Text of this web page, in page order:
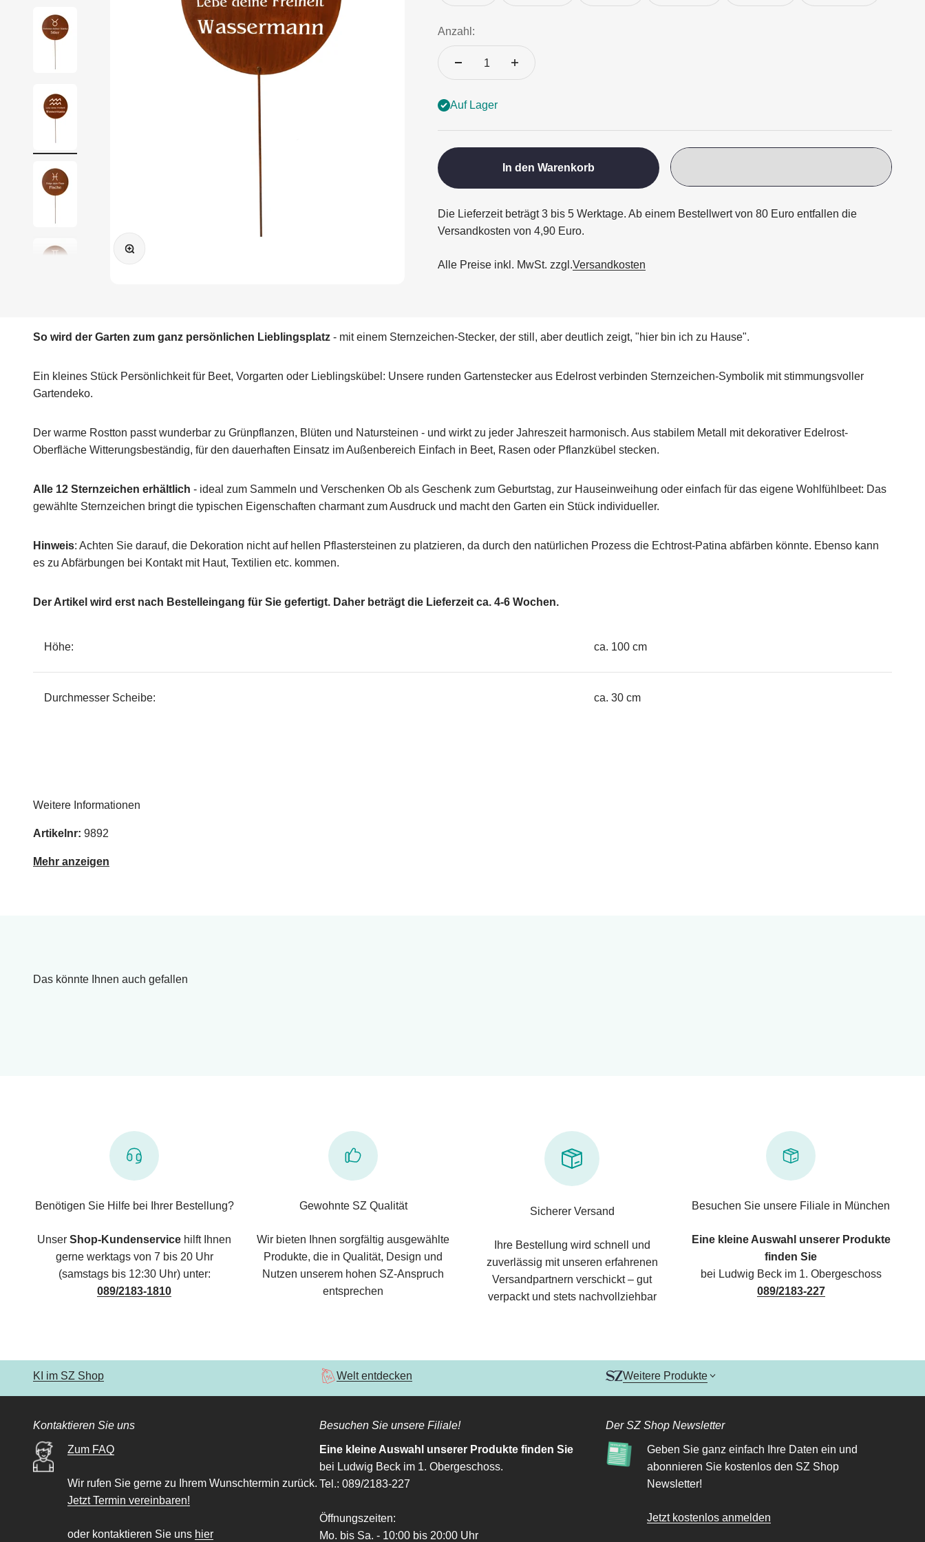
Bild vergrößern
Anzahl:
Auf Lager
In den Warenkorb
Die Lieferzeit beträgt 3 bis 5 Werktage. Ab einem Bestellwert von 80 Euro entfallen die
Versandkosten von 4,90 Euro.
Alle Preise inkl. MwSt. zzgl.Versandkosten
So wird der Garten zum ganz persönlichen Lieblingsplatz - mit einem Sternzeichen-Stecker, der still, aber deutlich zeigt, "hier bin ich zu Hause".
Ein kleines Stück Persönlichkeit für Beet, Vorgarten oder Lieblingskübel: Unsere runden Gartenstecker aus Edelrost verbinden Sternzeichen-Symbolik mit stimmungsvoller
Gartendeko.
Der warme Rostton passt wunderbar zu Grünpflanzen, Blüten und Natursteinen - und wirkt zu jeder Jahreszeit harmonisch. Aus stabilem Metall mit dekorativer Edelrost-
Oberfläche Witterungsbeständig, für den dauerhaften Einsatz im Außenbereich Einfach in Beet, Rasen oder Pflanzkübel stecken.
Alle 12 Sternzeichen erhältlich - ideal zum Sammeln und Verschenken Ob als Geschenk zum Geburtstag, zur Hauseinweihung oder einfach für das eigene Wohlfühlbeet: Das
gewählte Sternzeichen bringt die typischen Eigenschaften charmant zum Ausdruck und macht den Garten ein Stück individueller.
Hinweis: Achten Sie darauf, die Dekoration nicht auf hellen Pflastersteinen zu platzieren, da durch den natürlichen Prozess die Echtrost-Patina abfärben könnte. Ebenso kann
es zu Abfärbungen bei Kontakt mit Haut, Textilien etc. kommen.
Der Artikel wird erst nach Bestelleingang für Sie gefertigt. Daher beträgt die Lieferzeit ca. 4-6 Wochen.
Höhe: ca. 100 cm
Durchmesser Scheibe: ca. 30 cm
Weitere Informationen
Artikelnr: 9892
Mehr anzeigen
Das könnte Ihnen auch gefallen
Benötigen Sie Hilfe bei Ihrer Bestellung?
Unser Shop-Kundenservice hilft Ihnen
gerne werktags von 7 bis 20 Uhr
(samstags bis 12:30 Uhr) unter:
089/2183-1810
Gewohnte SZ Qualität
Wir bieten Ihnen sorgfältig ausgewählte
Produkte, die in Qualität, Design und
Nutzen unserem hohen SZ-Anspruch
entsprechen
Sicherer Versand
Ihre Bestellung wird schnell und
zuverlässig mit unseren erfahrenen
Versandpartnern verschickt – gut
verpackt und stets nachvollziehbar
Besuchen Sie unsere Filiale in München
Eine kleine Auswahl unserer Produkte
finden Sie
bei Ludwig Beck im 1. Obergeschoss
089/2183-227
KI im SZ Shop Welt entdecken Weitere Produkte
Kontaktieren Sie uns
Zum FAQ
Wir rufen Sie gerne zu Ihrem Wunschtermin zurück.
Jetzt Termin vereinbaren!
oder kontaktieren Sie uns hier
Besuchen Sie unsere Filiale!
Eine kleine Auswahl unserer Produkte finden Sie
bei Ludwig Beck im 1. Obergeschoss.
Tel.: 089/2183-227
Öffnungszeiten:
Mo. bis Sa. - 10:00 bis 20:00 Uhr
Der SZ Shop Newsletter
Geben Sie ganz einfach Ihre Daten ein und
abonnieren Sie kostenlos den SZ Shop
Newsletter!
Jetzt kostenlos anmelden